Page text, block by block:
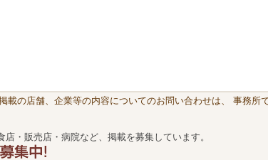
載の店舗、企業等の内容についてのお問い合わせは、 事務所
店・販売店・病院など、掲載を募集しています。